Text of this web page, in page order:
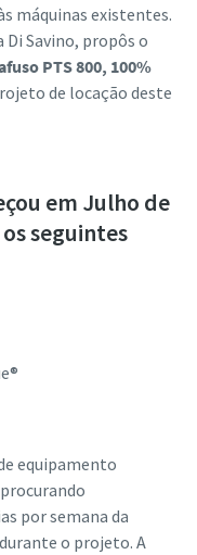
máquinas existentes.
Savino, propôs o
PTS 800, 100%
de locação deste
em Julho de
seguintes
equipamento
por semana da
o projeto. A